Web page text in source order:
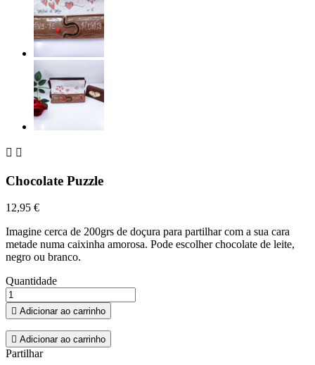
 
Chocolate Puzzle
12,95 €
Imagine cerca de 200grs de doçura para partilhar com a sua cara
metade numa caixinha amorosa. Pode escolher chocolate de leite,
negro ou branco.
Quantidade
 Adicionar ao carrinho
 Adicionar ao carrinho
Partilhar